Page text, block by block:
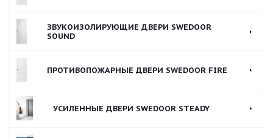
ЗВУКОИЗОЛИРУЮЩИЕ ДВЕРИ SWEDOOR
SOUND
ПРОТИВОПОЖАРНЫЕ ДВЕРИ SWEDOOR FIRE
УСИЛЕННЫЕ ДВЕРИ SWEDOOR STEADY